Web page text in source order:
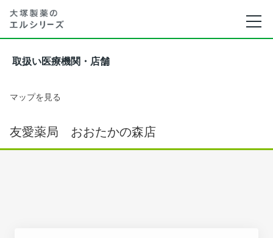
取扱い医療機関・店舗
マップを見る
友愛薬局 おおたかの森店